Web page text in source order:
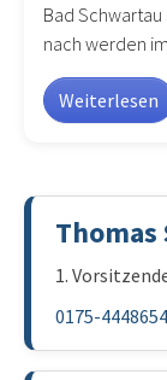
Bad
nach werden
Weiterlesen
Thomas
1.
0175-4448654